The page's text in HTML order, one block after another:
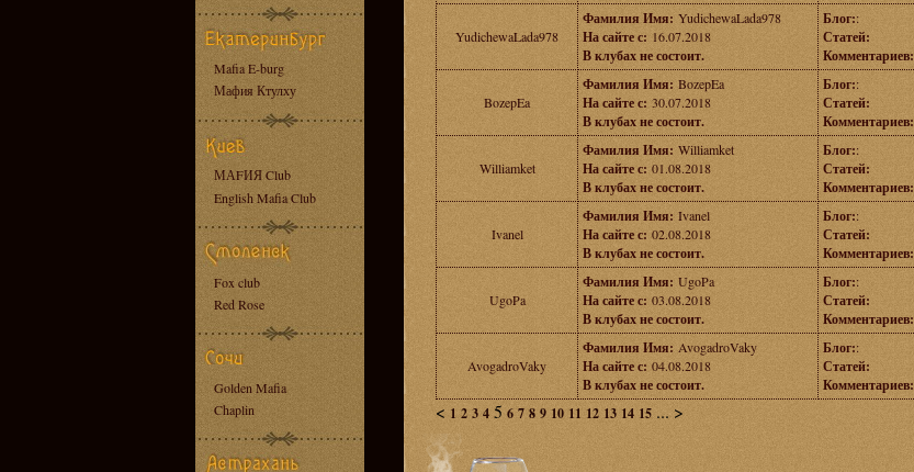
Mafia E-burg
Мафия Ктулху
МАFИЯ Club
English Mafia Club
Fox club
Red Rose
Golden Mafia
Chaplin
YudichewaLada978
Фамилия Имя: YudichewaLada978
На сайте с: 16.07.2018
В клубах не состоит.
Блог::
Статей:
Комментариев:
BozepEa
Фамилия Имя: BozepEa
На сайте с: 30.07.2018
В клубах не состоит.
Блог::
Статей:
Комментариев:
Williamket
Фамилия Имя: Williamket
На сайте с: 01.08.2018
В клубах не состоит.
Блог::
Статей:
Комментариев:
Ivanel
Фамилия Имя: Ivanel
На сайте с: 02.08.2018
В клубах не состоит.
Блог::
Статей:
Комментариев:
UgoPa
Фамилия Имя: UgoPa
На сайте с: 03.08.2018
В клубах не состоит.
Блог::
Статей:
Комментариев:
AvogadroVaky
Фамилия Имя: AvogadroVaky
На сайте с: 04.08.2018
В клубах не состоит.
Блог::
Статей:
Комментариев:
< 1 2 3 4 5 6 7 8 9 10 11 12 13 14 15 ...>